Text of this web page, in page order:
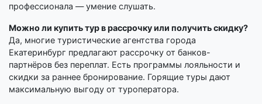
профессионала — умение слушать.
Можно ли купить тур в рассрочку или получить скидку?
Да, многие туристические агентства города
Екатеринбург предлагают рассрочку от банков-
партнёров без переплат. Есть программы лояльности и
скидки за раннее бронирование. Горящие туры дают
максимальную выгоду от туроператора.